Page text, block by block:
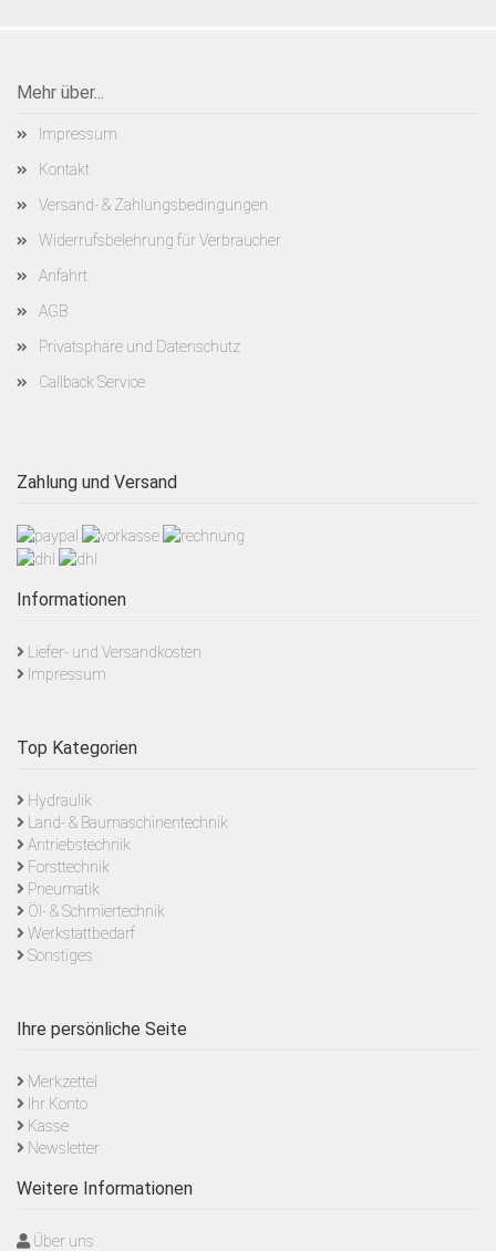
Mehr über...
Impressum
Kontakt
Versand- & Zahlungsbedingungen
Widerrufsbelehrung für Verbraucher
Anfahrt
AGB
Privatsphäre und Datenschutz
Callback Service
Zahlung und Versand
Informationen
Liefer- und Versandkosten
Impressum
Top Kategorien
Hydraulik
Land- & Baumaschinentechnik
Antriebstechnik
Forsttechnik
Pneumatik
Öl- & Schmiertechnik
Werkstattbedarf
Sonstiges
Ihre persönliche Seite
Merkzettel
Ihr Konto
Kasse
Newsletter
Weitere Informationen
Über uns